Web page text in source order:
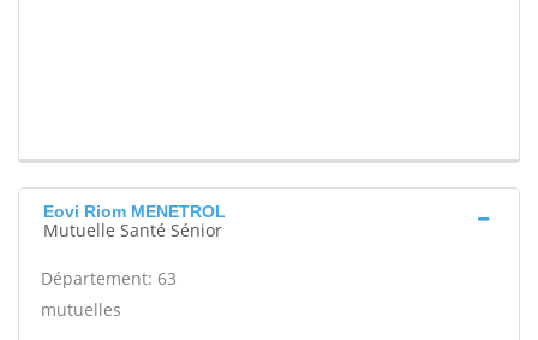
Eovi Riom MENETROL
Mutuelle Santé Sénior
Département: 63
mutuelles